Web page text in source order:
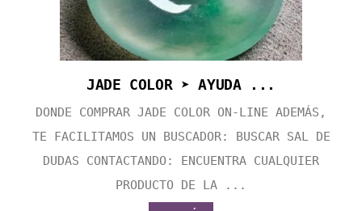
JADE COLOR ➤ AYUDA ...
DONDE COMPRAR JADE COLOR ON-LINE ADEMÁS,
TE FACILITAMOS UN BUSCADOR: BUSCAR SAL DE
DUDAS CONTACTANDO: ENCUENTRA CUALQUIER
PRODUCTO DE LA ...